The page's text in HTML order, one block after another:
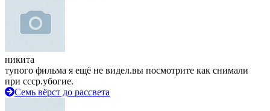
никита
тупого фильма я ещё не видел.вы посмотрите как снимали
при ссср.убогие.
Семь вёрст до рассвета